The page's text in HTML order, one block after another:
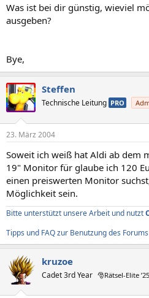
Was ist bei dir günstig, wieviel
ausgeben?
Bye,
Steffen
Technische Leitung PRO
23. März 2004
Soweit ich weiß hat Aldi ab dem
19" Monitor für glaube ich 120
einen preiswerten Monitor
Möglichkeit sein.
Bitte unterstützt unsere Arbeit und nutzt
Tipps und FAQ zur Benutzung des Forums
kruzoe
Cadet 3rd Year 🎅Rätsel-Elite ’25